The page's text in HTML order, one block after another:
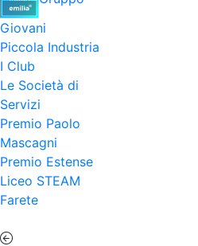
Giovani
Piccola Industria
I Club
Le Società di
Servizi
Premio Paolo
Mascagni
Premio Estense
Liceo STEAM
Farete